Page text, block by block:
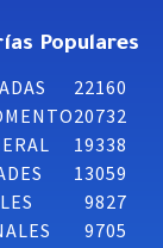
Populares
22160
20732
19338
13059
9827
9705